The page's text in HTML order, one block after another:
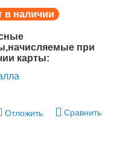
в наличии
при
карты:
Отложить Сравнить